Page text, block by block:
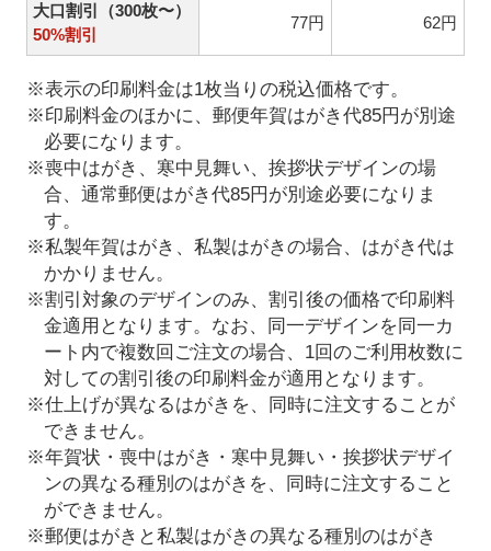
大口割引（300枚〜）
50%割引
77円 62円
※表示の印刷料金は1枚当りの税込価格です。
※印刷料金のほかに、郵便年賀はがき代85円が別途
必要になります。
※喪中はがき、寒中見舞い、挨拶状デザインの場
合、通常郵便はがき代85円が別途必要になりま
す。
※私製年賀はがき、私製はがきの場合、はがき代は
かかりません。
※割引対象のデザインのみ、割引後の価格で印刷料
金適用となります。なお、同一デザインを同一カ
ート内で複数回ご注文の場合、1回のご利用枚数に
対しての割引後の印刷料金が適用となります。
※仕上げが異なるはがきを、同時に注文することが
できません。
※年賀状・喪中はがき・寒中見舞い・挨拶状デザイ
ンの異なる種別のはがきを、同時に注文すること
ができません。
※郵便はがきと私製はがきの異なる種別のはがき